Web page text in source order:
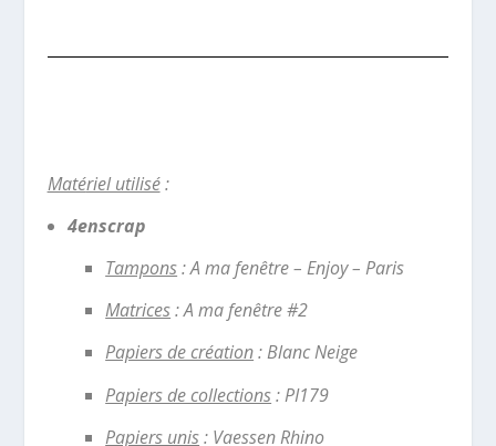
Matériel utilisé:
4enscrap
Tampons: A ma fenêtre – Enjoy – Paris
Matrices: A ma fenêtre #2
Papiers de création: Blanc Neige
Papiers de collections: PI179
Papiers unis: Vaessen Rhino